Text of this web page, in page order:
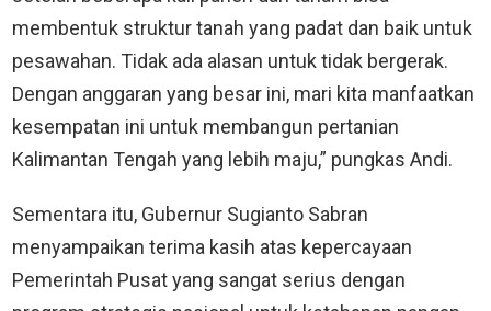
membentuk struktur tanah yang padat dan baik untuk
pesawahan. Tidak ada alasan untuk tidak bergerak.
Dengan anggaran yang besar ini, mari kita manfaatkan
kesempatan ini untuk membangun pertanian
Kalimantan Tengah yang lebih maju,” pungkas Andi.
Sementara itu, Gubernur Sugianto Sabran
menyampaikan terima kasih atas kepercayaan
Pemerintah Pusat yang sangat serius dengan